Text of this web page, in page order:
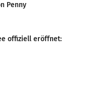
Penny
offiziell eröffnet: